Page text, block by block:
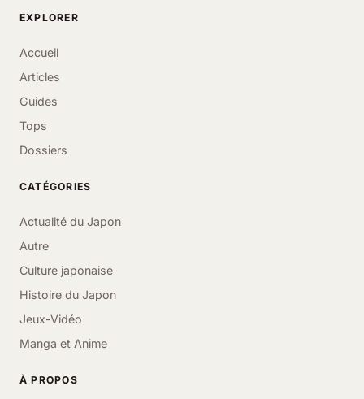
EXPLORER
Accueil
Articles
Guides
Tops
Dossiers
CATÉGORIES
Actualité du Japon
Autre
Culture japonaise
Histoire du Japon
Jeux-Vidéo
Manga et Anime
À PROPOS